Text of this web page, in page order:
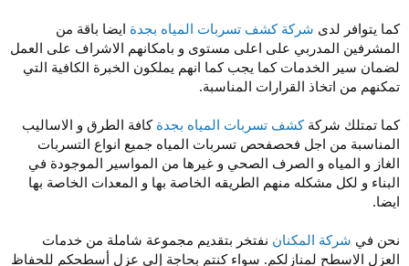
كما يتوافر لدى شركة كشف تسربات المياه بجدة ايضا باقة من
المشرفين المدربي على اعلى مستوى و بامكانهم الاشراف على العمل
لضمان سير الخدمات كما يجب كما انهم يملكون الخبرة الكافية التي
تمكنهم من اتخاذ القرارات المناسبة.
كما تمتلك شركةكشف تسربات المياه بجدة كافة الطرق و الاساليب
المناسبة من اجل فحصفحص تسربات المياه جميع انواع التسربات
الغاز و المياه و الصرف الصحي و غيرها من المواسير الموجودة في
البناء و لكل مشكله منهم الطريقه الخاصة بها و المعدات الخاصة بها
ايضا.
نحن في شركة المكنان نفتخر بتقديم مجموعة شاملة من خدمات
العزل الاسطح لمنازلكم. سواء كنتم بحاجة إلى عزل أسطحكم للحفاظ